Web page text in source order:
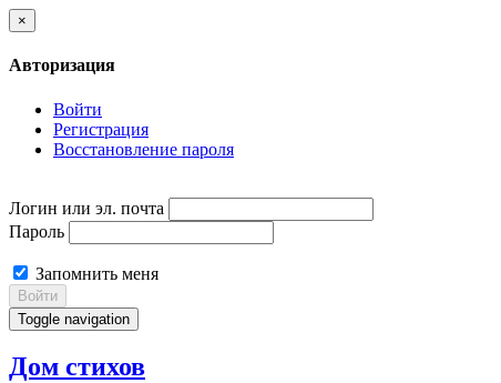
×
Авторизация
Войти
Регистрация
Восстановление пароля
Логин или эл. почта
Пароль
Запомнить меня
Войти
Toggle navigation
Дом стихов